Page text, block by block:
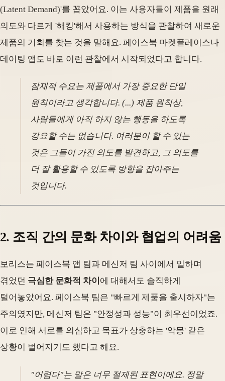
(Latent Demand)'를 꼽았어요. 이는 사용자들이 제품을 원래
의도와 다르게 '해킹'해서 사용하는 방식을 관찰하여 새로운
제품의 기회를 찾는 것을 말해요. 페이스북 마켓플레이스나
데이팅 앱도 바로 이런 관찰에서 시작되었다고 합니다.
잠재적 수요는 제품에서 가장 중요한 단일
원칙이라고 생각합니다. (...) 제품 원칙상,
사람들에게 아직 하지 않는 행동을 하도록
강요할 수는 없습니다. 여러분이 할 수 있는
것은 그들이 가진 의도를 발견하고, 그 의도를
더 잘 활용할 수 있도록 방향을 잡아주는
것입니다.
2. 조직 간의 문화 차이와 협업의 어려움
보리스는 페이스북 앱 팀과 메신저 팀 사이에서 일하며
겪었던 극심한 문화적 차이 에 대해서도 솔직하게
털어놓았어요. 페이스북 팀은 "빠르게 제품을 출시하자"는
주의였지만, 메신저 팀은 "안정성과 성능"이 최우선이었죠.
이로 인해 서로를 의심하고 목표가 상충하는 '악몽' 같은
상황이 벌어지기도 했다고 해요.
"어렵다"는 말은 너무 절제된 표현이에요. 정말